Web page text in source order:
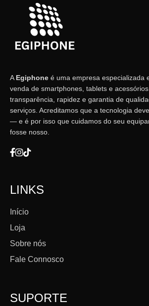
A Egiphone é uma empresa especializada
venda de smartphones, tablets e
transparência, rapidez e garantia de
serviços. Acreditamos que a tecnologia
— e é por isso que cuidamos do seu
fosse nosso.
LINKS
Início
Loja
Sobre nós
Fale Connosco
SUPORTE